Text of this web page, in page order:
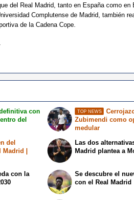
del Real Madrid, tanto en España como en
Complutense de Madrid, también
de la Cadena Cope.
con
del
del
|
TOP NEWS
Zubimendi como
medular
Las dos
Madrid plantea a
con la
Se descubre el
con el Real Madrid